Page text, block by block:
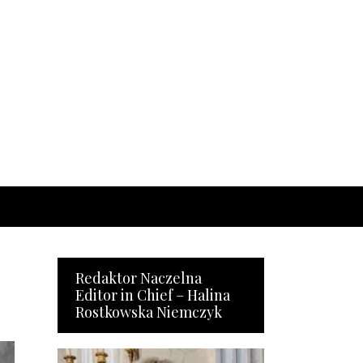
Redaktor Naczelna
Editor in Chief – Halina
Rostkowska Niemczyk